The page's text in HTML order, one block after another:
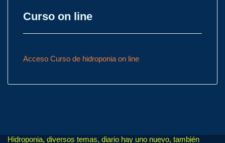
Curso on line
Acceso Curso de hidroponia on line
Hidroponia, diversos temas, diario hay uno nuevo, también